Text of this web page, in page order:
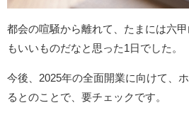
都会の喧騒から離れて、たまには六
もいいものだなと思った1日でした。
今後、2025年の全面開業に向けて、
るとのことで、要チェックです。